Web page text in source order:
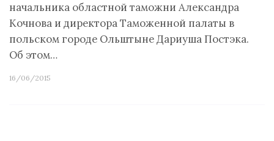
начальника областной таможни Александра
Кочнова и директора Таможенной палаты в
польском городе Ольштыне Дариуша Постэка.
Об этом…
16/06/2015